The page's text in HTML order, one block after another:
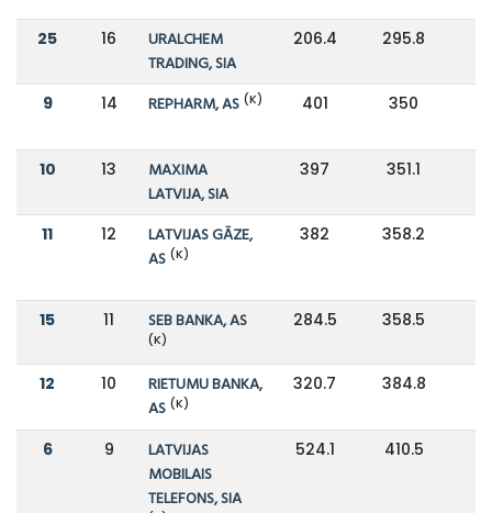
25 16
URALCHEM
TRADING, SIA
206.4 295.8
9 14 REPHARM, AS (K) 401 350
10 13
MAXIMA
LATVIJA, SIA
397 351.1
11 12
LATVIJAS GĀZE,
AS (K)
382 358.2
15 11 SEB BANKA, AS
(K)
284.5 358.5
12 10
RIETUMU BANKA,
AS (K)
320.7 384.8
6 9
LATVIJAS
MOBILAIS
TELEFONS, SIA
524.1 410.5